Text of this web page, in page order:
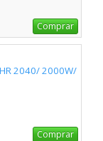
Comprar
2040/ 2000W/
Comprar